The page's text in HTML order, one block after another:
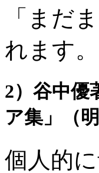
「まだ
れます。
2）谷中優
ア集」（
個人的